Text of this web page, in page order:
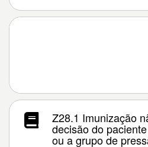
Z28.1 Imunização
decisão do
ou a grupo de